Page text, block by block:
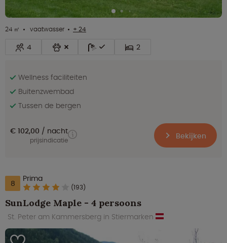
24 ㎡ vaatwasser + 24
4 2
Wellness faciliteiten
Buitenzwembad
Tussen de bergen
€ 102,00 nacht
prijsindicatie Bekijken
8 Prima
(193)
SunLodge Maple - 4 persoons
St. Peter am Kammersberg in Stiermarken